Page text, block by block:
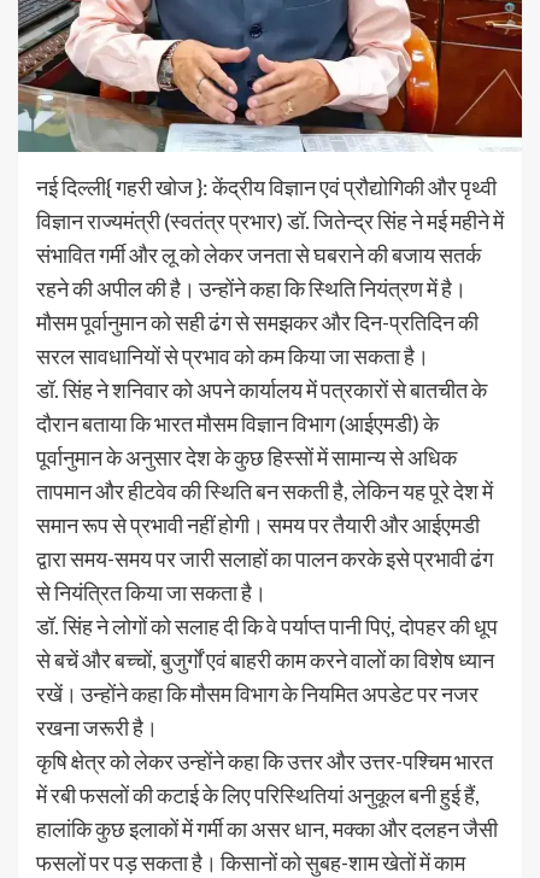
नई दिल्ली{ गहरी खोज }: केंद्रीय विज्ञान एवं प्रौद्योगिकी और पृथ्वी
विज्ञान राज्यमंत्री (स्वतंत्र प्रभार) डॉ. जितेन्द्र सिंह ने मई महीने में
संभावित गर्मी और लू को लेकर जनता से घबराने की बजाय सतर्क
रहने की अपील की है। उन्होंने कहा कि स्थिति नियंत्रण में है।
मौसम पूर्वानुमान को सही ढंग से समझकर और दिन-प्रतिदिन की
सरल सावधानियों से प्रभाव को कम किया जा सकता है।
डॉ. सिंह ने शनिवार को अपने कार्यालय में पत्रकारों से बातचीत के
दौरान बताया कि भारत मौसम विज्ञान विभाग (आईएमडी) के
पूर्वानुमान के अनुसार देश के कुछ हिस्सों में सामान्य से अधिक
तापमान और हीटवेव की स्थिति बन सकती है, लेकिन यह पूरे देश में
समान रूप से प्रभावी नहीं होगी। समय पर तैयारी और आईएमडी
द्वारा समय-समय पर जारी सलाहों का पालन करके इसे प्रभावी ढंग
से नियंत्रित किया जा सकता है।
डॉ. सिंह ने लोगों को सलाह दी कि वे पर्याप्त पानी पिएं, दोपहर की धूप
से बचें और बच्चों, बुजुर्गों एवं बाहरी काम करने वालों का विशेष ध्यान
रखें। उन्होंने कहा कि मौसम विभाग के नियमित अपडेट पर नजर
रखना जरूरी है।
कृषि क्षेत्र को लेकर उन्होंने कहा कि उत्तर और उत्तर-पश्चिम भारत
में रबी फसलों की कटाई के लिए परिस्थितियां अनुकूल बनी हुई हैं,
हालांकि कुछ इलाकों में गर्मी का असर धान, मक्का और दलहन जैसी
फसलों पर पड़ सकता है। किसानों को सुबह-शाम खेतों में काम